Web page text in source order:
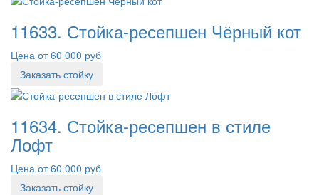
11633. Стойка-ресепшен Чёрный кот
Цена от 60 000 руб
Заказать стойку
11634. Стойка-ресепшен в стиле
Лофт
Цена от 60 000 руб
Заказать стойку